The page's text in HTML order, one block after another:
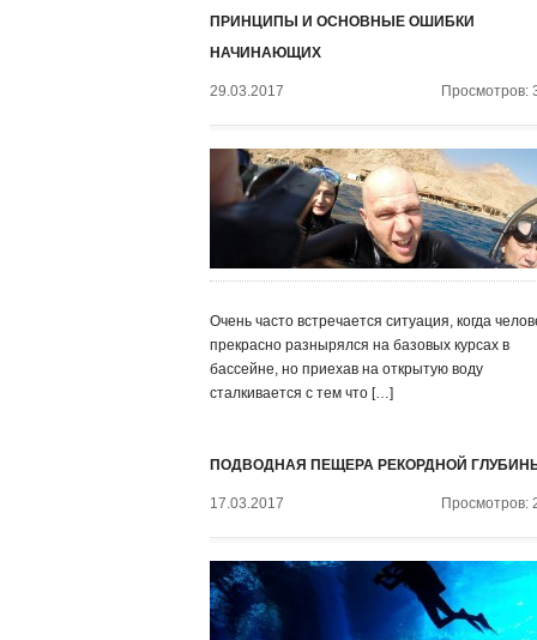
ПРИНЦИПЫ И ОСНОВНЫЕ ОШИБКИ
НАЧИНАЮЩИХ
29.03.2017 Просмотров:
Очень часто встречается ситуация, когда
прекрасно разнырялся на базовых курсах в
бассейне, но приехав на открытую воду
сталкивается с тем что […]
ПОДВОДНАЯ ПЕЩЕРА РЕКОРДНОЙ
17.03.2017 Просмотров: